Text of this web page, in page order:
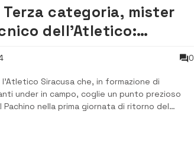
categoria, mister
dell’Atletico:
0
Siracusa che, in formazione di
under in campo, coglie un punto prezioso
Pachino nella prima giornata di ritorno del
Categoria. Finisce senza reti una gara
da entrambe le parti. La squadra
un buon […]...